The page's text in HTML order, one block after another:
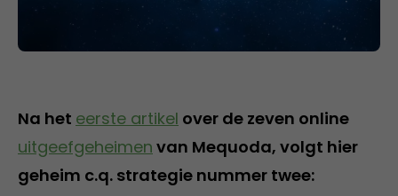
Na het eerste artikel over de zeven online
uitgeefgeheimen van Mequoda, volgt hier
geheim c.q. strategie nummer twee: